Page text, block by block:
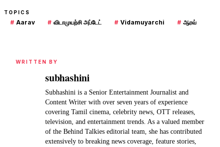
TOPICS
# Aarav # விடாமுயற்சி அப்டேட் # Vidamuyarchi # ஆரவ்
WRITTEN BY
subhashini
Subhashini is a Senior Entertainment Journalist and
Content Writer with over seven years of experience
covering Tamil cinema, celebrity news, OTT releases,
television, and entertainment trends. As a valued member
of the Behind Talkies editorial team, she has contributed
extensively to breaking news coverage, feature stories,